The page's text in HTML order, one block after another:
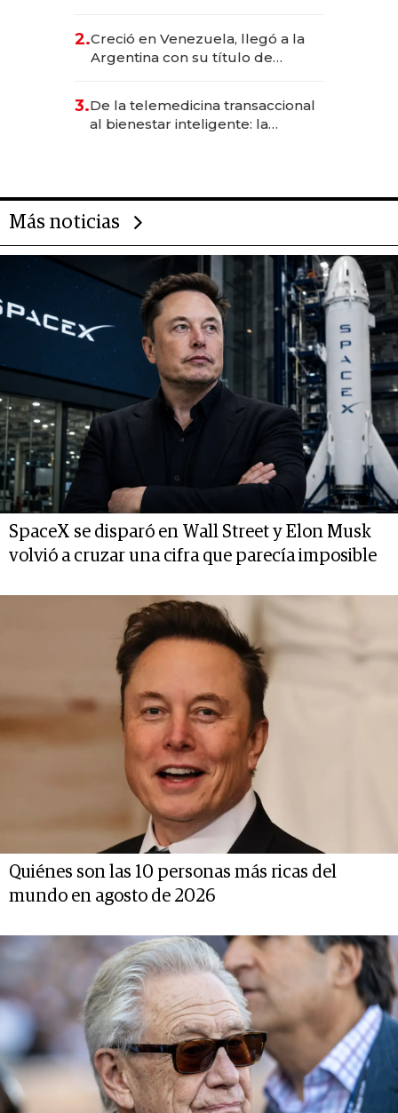
2.Creció en Venezuela, llegó a la
Argentina con su título de
las marcas "fast premium"
3.De la telemedicina transaccional
al bienestar inteligente: la
Más noticias
SpaceX se disparó en Wall Street y Elon Musk
volvió a cruzar una cifra que parecía imposible
Quiénes son las 10 personas más ricas del
mundo en agosto de 2026